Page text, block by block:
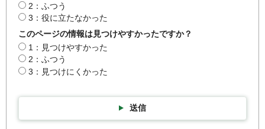
2：ふつう
3：役に立たなかった
このページの情報は見つけやすかったですか？
1：見つけやすかった
2：ふつう
3：見つけにくかった
送信